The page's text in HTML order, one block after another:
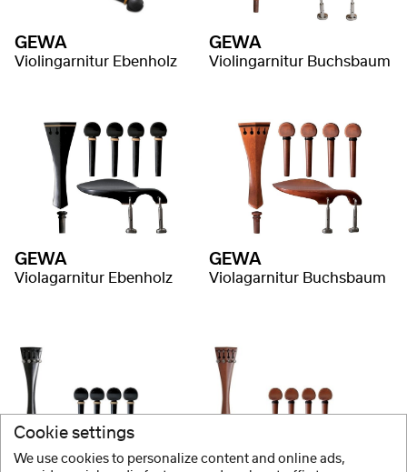
GEWA
Violingarnitur Ebenholz
GEWA
Violingarnitur Buchsbaum
GEWA
Violagarnitur Ebenholz
GEWA
Violagarnitur Buchsbaum
Cookie settings
We use cookies to personalize content and online ads,